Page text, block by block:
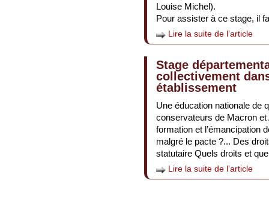
Louise Michel).
Pour assister à ce stage, il
Lire la suite de l’article
Stage
collectivement
établissement
Une éducation nationale de
conservateurs de Macron
formation et l’émancipation
malgré le pacte ?... Des
statutaire Quels droits et
Lire la suite de l’article